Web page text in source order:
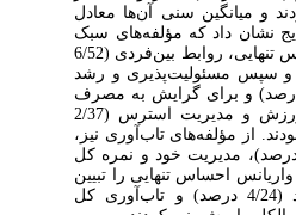
و میانگین سنی آن‌ها معادل
نشان داد که مؤلفه‌های سبک
زندگی، در مورد احساس تنهایی، روابط بین‌فردی (6/52
سپس مسئولیت‌پذیری و رشد
(مجموع 4/34 درصد) و برای گرایش به مصرف
الکل، رشد معنوی، ورزش و مدیریت استرس (2/37
از مؤلفه‌های تاب‌آوری نیز،
به نفس (1/39 درصد)، مدیریت خود و نمره کل
درصد) واریانس احساس تنهایی را تبیین
کردند و مدیریت خود (4/24 درصد) و تاب‌آوری کل